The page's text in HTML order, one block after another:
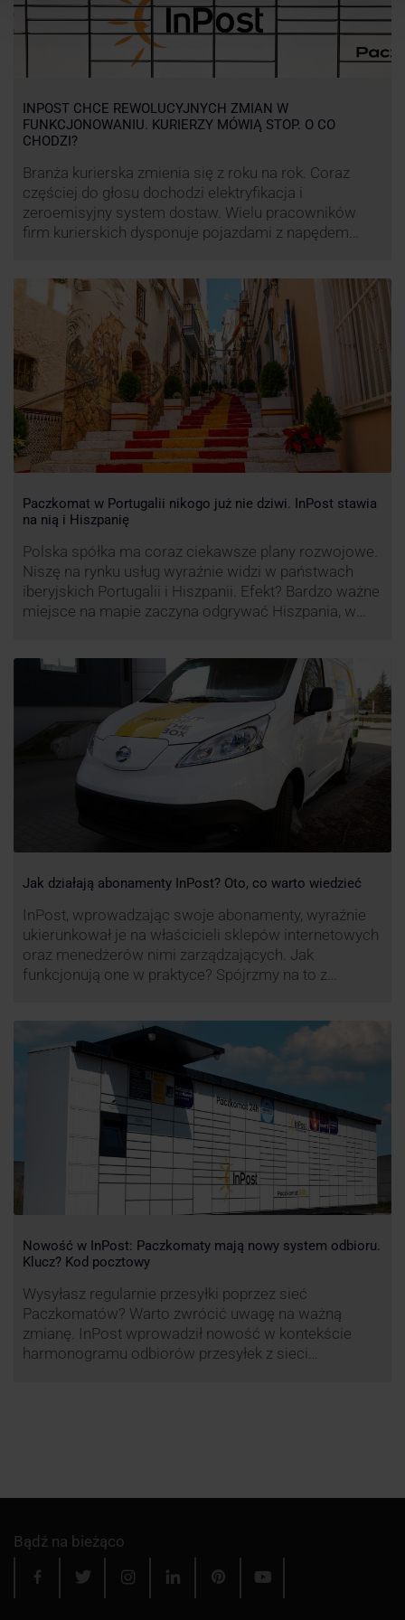
INPOST CHCE REWOLUCYJNYCH ZMIAN W
FUNKCJONOWANIU. KURIERZY MÓWIĄ STOP. O CO
CHODZI?
Branża kurierska zmienia się z roku na rok. Coraz
częściej do głosu dochodzi elektryfikacja i
zeroemisyjny system dostaw. Wielu pracowników
firm kurierskich dysponuje pojazdami z napędem
ale też sposobie rozliczania pracy postanowił
wprowadzić również InPost. To wzbudziło ogromny
sprzeciw pracowników …
Paczkomat w Portugalii nikogo już nie dziwi. InPost stawia
na nią i Hiszpanię
Polska spółka ma coraz ciekawsze plany rozwojowe.
Niszę na rynku usług wyraźnie widzi w państwach
iberyjskich Portugalii i Hiszpanii. Efekt? Bardzo ważne
miejsce na mapie zaczyna odgrywać Hiszpania, w
Jak działają abonamenty InPost? Oto, co warto wiedzieć
InPost, wprowadzając swoje abonamenty, wyraźnie
ukierunkował je na właścicieli sklepów internetowych
oraz menedżerów nimi zarządzających. Jak
funkcjonują one w praktyce? Spójrzmy na to z
Nowość w InPost: Paczkomaty mają nowy system odbioru.
Klucz? Kod pocztowy
Wysyłasz regularnie przesyłki poprzez sieć
Paczkomatów? Warto zwrócić uwagę na ważną
zmianę. InPost wprowadził nowość w kontekście
harmonogramu odbiorów przesyłek z sieci
Bądź na bieżąco